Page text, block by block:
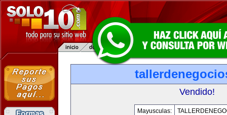
Vendido!
Mayusculas: